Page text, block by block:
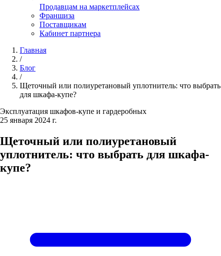
Продавцам на маркетплейсах
Франшиза
Поставщикам
Кабинет партнера
Главная
/
Блог
/
Щеточный или полиуретановый уплотнитель: что выбрать
для шкафа-купе?
Эксплуатация шкафов-купе и гардеробных
25 января 2024 г.
Щеточный или полиуретановый
уплотнитель: что выбрать для шкафа-
купе?